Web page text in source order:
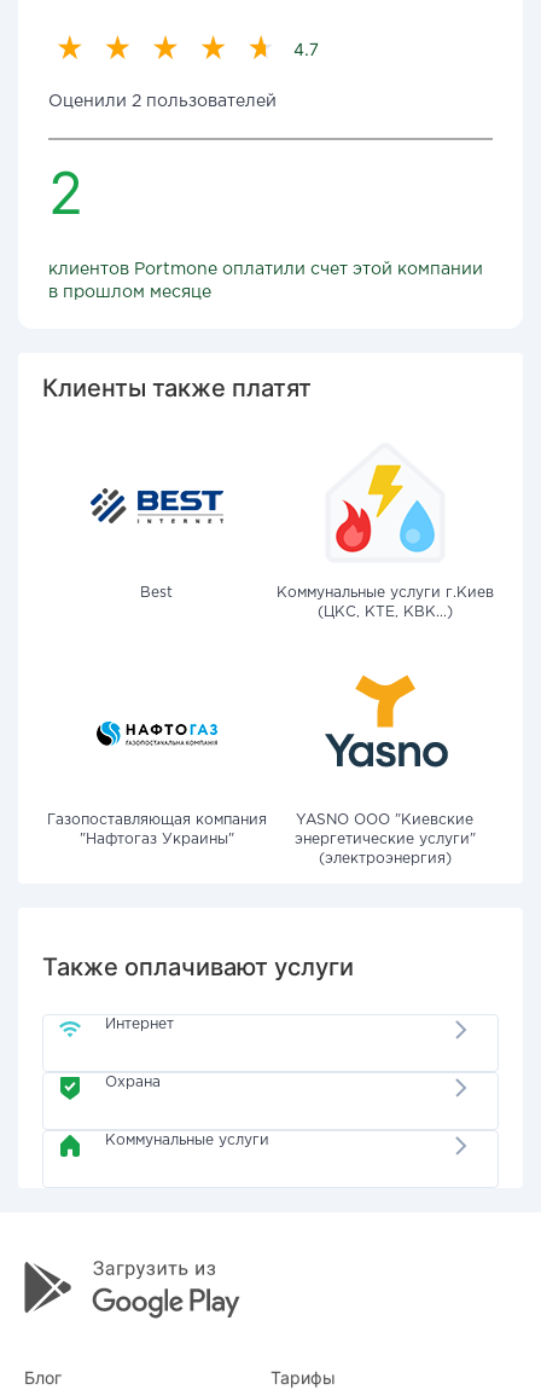
4.7
Оценили 2 пользователей
2
клиентов Portmone оплатили счет этой компании
в прошлом месяце
Клиенты также платят
Best
Коммунальные услуги г.Киев
(ЦКС, КТЕ, КВК...)
Газопоставляющая компания
"Нафтогаз Украины"
YASNO OOO "Киевские
энергетические услуги"
(электроэнергия)
Также оплачивают услуги
Интернет
Охрана
Коммунальные услуги
Блог Тарифы